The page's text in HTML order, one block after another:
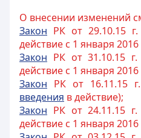
О внесении изменений
Закон РК от 29.10.15
действие с 1 января 2016
Закон РК от 31.10.15
действие с 1 января 2016
Закон РК от 16.11.15
введения в действие);
Закон РК от 24.11.15
действие с 1 января 2016